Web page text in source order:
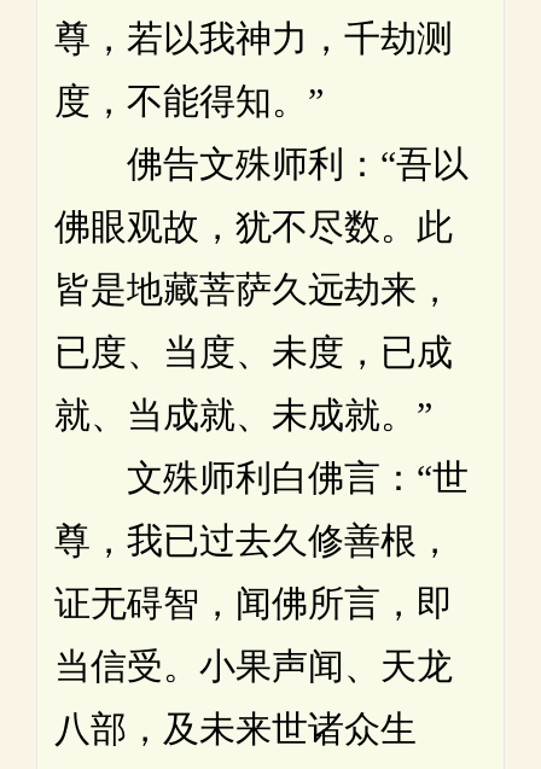
尊，若以我神力，千劫测
度，不能得知。”
佛告文殊师利：“吾以
佛眼观故，犹不尽数。此
皆是地藏菩萨久远劫来，
已度、当度、未度，已成
就、当成就、未成就。”
文殊师利白佛言：“世
尊，我已过去久修善根，
证无碍智，闻佛所言，即
当信受。小果声闻、天龙
八部，及未来世诸众生